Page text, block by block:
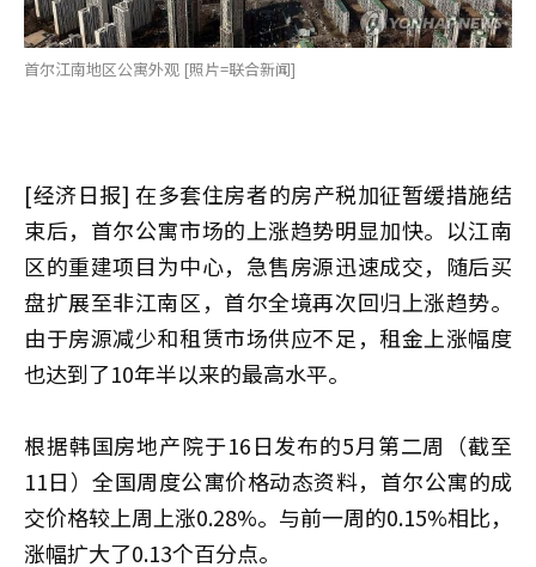
首尔江南地区公寓外观 [照片=联合新闻]
[经济日报] 在多套住房者的房产税加征暂缓措施结
束后，首尔公寓市场的上涨趋势明显加快。以江南
区的重建项目为中心，急售房源迅速成交，随后买
盘扩展至非江南区，首尔全境再次回归上涨趋势。
由于房源减少和租赁市场供应不足，租金上涨幅度
也达到了10年半以来的最高水平。
根据韩国房地产院于16日发布的5月第二周（截至
11日）全国周度公寓价格动态资料，首尔公寓的成
交价格较上周上涨0.28%。与前一周的0.15%相比，
涨幅扩大了0.13个百分点。